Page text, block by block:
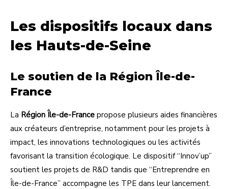
Les dispositifs locaux dans
les Hauts-de-Seine
Le soutien de la Région Île-de-
France
La Région Île-de-France propose plusieurs aides financières
aux créateurs d’entreprise, notamment pour les projets à
impact, les innovations technologiques ou les activités
favorisant la transition écologique. Le dispositif “Innov’up”
soutient les projets de R&D tandis que “Entreprendre en
Île-de-France” accompagne les TPE dans leur lancement.